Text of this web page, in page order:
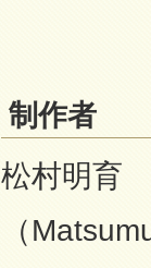
制作者
松村明育
（